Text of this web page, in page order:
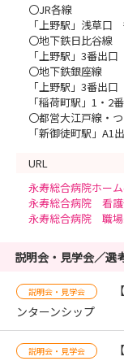
〇JR各線
「上野駅」浅草口
〇地下鉄日比谷線
「上野駅」3番出
〇地下鉄銀座線
「上野駅」3番出
「稲荷町駅」1・
〇都営大江戸線・
「新御徒町駅」
URL
永寿総合病院ホー
永寿総合病院 看護
永寿総合病院 職
説明会・見学会／選
説明会・見学会
ンターンシップ
説明会・見学会